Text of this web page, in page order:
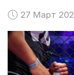
27 Март